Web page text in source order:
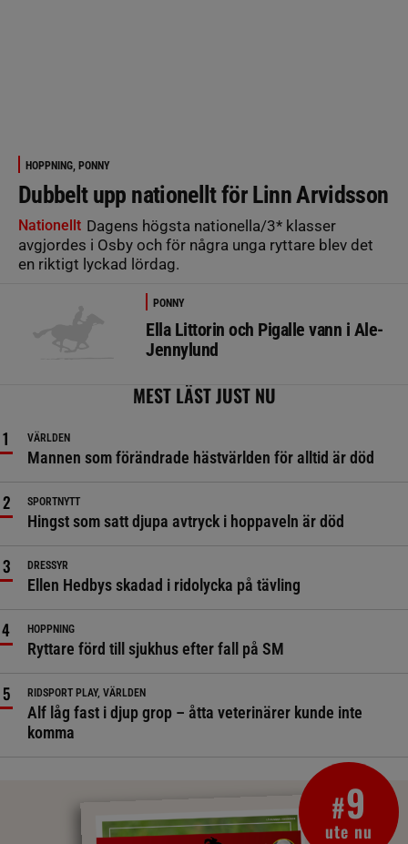
HOPPNING, PONNY
Dubbelt upp nationellt för Linn Arvidsson
Nationellt Dagens högsta nationella/3* klasser
avgjordes i Osby och för några unga ryttare blev det
en riktigt lyckad lördag.
PONNY
Ella Littorin och Pigalle vann i Ale-
Jennylund
MEST LÄST JUST NU
VÄRLDEN
Mannen som förändrade hästvärlden för alltid är död
SPORTNYTT
Hingst som satt djupa avtryck i hoppaveln är död
DRESSYR
Ellen Hedbys skadad i ridolycka på tävling
HOPPNING
Ryttare förd till sjukhus efter fall på SM
RIDSPORT PLAY, VÄRLDEN
Alf låg fast i djup grop – åtta veterinärer kunde inte
komma
#9
ute nu